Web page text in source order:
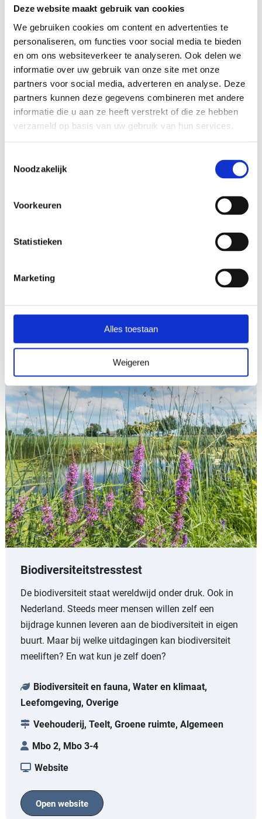
Deze website maakt gebruik van cookies
We gebruiken cookies om content en advertenties te
personaliseren, om functies voor social media te bieden
en om ons websiteverkeer te analyseren. Ook delen we
informatie over uw gebruik van onze site met onze
partners voor social media, adverteren en analyse. Deze
partners kunnen deze gegevens combineren met andere
informatie die u aan ze heeft verstrekt of die ze hebben
verzameld op basis van uw gebruik van hun services.
Noodzakelijk
Voorkeuren
Statistieken
Marketing
Alles toestaan
Weigeren
Natuurinclusief bouwen
In deze module leer je alles rondom natuurinclusief
leefomgeving voor mens en dier.
Biodiversiteit en fauna, Leefomgeving, Water en
Groene ruimte, Algemeen
Lespakket
Open lespakket
Biodiversiteitstresstest
De biodiversiteit staat wereldwijd onder druk. Ook in
Nederland. Steeds meer mensen willen zelf een
bijdrage kunnen leveren aan de biodiversiteit in eigen
buurt. Maar bij welke uitdagingen kan biodiversiteit
meeliften? En wat kun je zelf doen?
Biodiversiteit en fauna, Water en klimaat,
Leefomgeving, Overige
Veehouderij, Teelt, Groene ruimte, Algemeen
Mbo 2, Mbo 3-4
Website
Open website